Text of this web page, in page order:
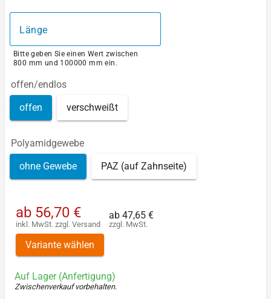
Länge
Bitte geben Sie einen Wert zwischen
800 mm und 100000 mm ein.
offen/endlos
offen verschweißt
Polyamidgewebe
ohne Gewebe PAZ (auf Zahnseite)
ab 56,70 €
inkl. MwSt. zzgl. Versand
ab 47,65 €
zzgl. MwSt.
Variante wählen
Auf Lager (Anfertigung)
Zwischenverkauf vorbehalten.